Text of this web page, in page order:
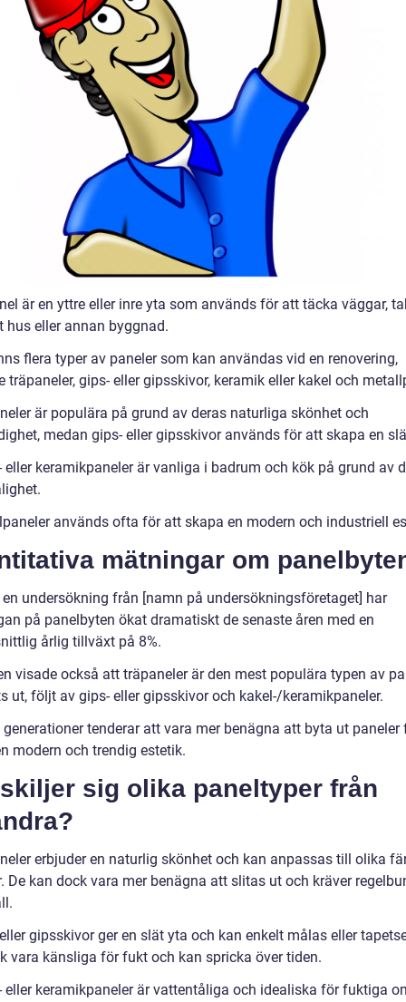
är en yttre eller inre yta som används för att täcka väggar,
hus eller annan byggnad.
flera typer av paneler som kan användas vid en renovering,
träpaneler, gips- eller gipsskivor, keramik eller kakel och
är populära på grund av deras naturliga skönhet och
medan gips- eller gipsskivor används för att skapa en
eller keramikpaneler är vanliga i badrum och kök på grund av
används ofta för att skapa en modern och industriell
mätningar om
undersökning från [namn på undersökningsföretaget] har
på panelbyten ökat dramatiskt de senaste åren med en
årlig tillväxt på 8%.
visade också att träpaneler är den mest populära typen av
ut, följt av gips- eller gipsskivor och kakel-/keramikpaneler.
tenderar att vara mer benägna att byta ut paneler
modern och trendig estetik.
sig olika paneltyper från
erbjuder en naturlig skönhet och kan anpassas till olika
De kan dock vara mer benägna att slitas ut och kräver
gipsskivor ger en slät yta och kan enkelt målas eller
vara känsliga för fukt och kan spricka över tiden.
eller keramikpaneler är vattentåliga och idealiska för fuktiga